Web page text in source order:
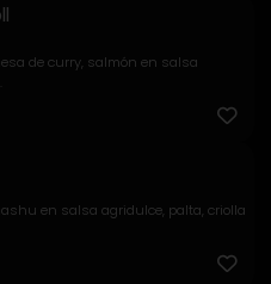
de curry, salmón en salsa
en salsa agridulce, palta, criolla